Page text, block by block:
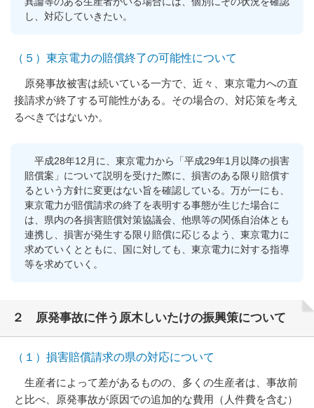
し、対応していきたい。
（５）東京電力の賠償終了の可能性について
原発事故被害は続いている一方で、近々、東京電力への直
接請求が終了する可能性がある。その場合の、対応策を考え
るべきではないか。
平成28年12月に、東京電力から「平成29年1月以降の損害
賠償案」について説明を受けた際に、損害のある限り賠償す
るという方針に変更はない旨を確認している。万が一にも、
東京電力が賠償請求の終了を表明する事態が生じた場合に
は、県内の各損害賠償対策協議会、他県等の関係自治体とも
連携し、損害が発生する限り賠償に応じるよう、東京電力に
求めていくとともに、国に対しても、東京電力に対する指導
等を求めていく。
２ 原発事故に伴う原木しいたけの振興策について
（１）損害賠償請求の県の対応について
生産者によって差があるものの、多くの生産者は、事故前
と比べ、原発事故が原因での追加的な費用（人件費を含む）